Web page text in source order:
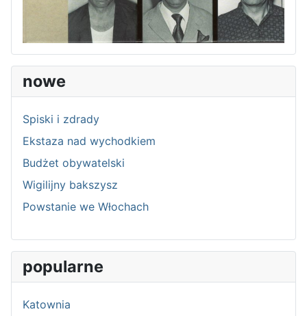
nowe
Spiski i zdrady
Ekstaza nad wychodkiem
Budżet obywatelski
Wigilijny bakszysz
Powstanie we Włochach
popularne
Katownia